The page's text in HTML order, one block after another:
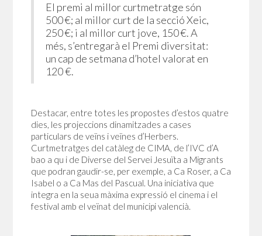
El premi al millor curtmetratge són
500 €; al millor curt de la secció Xeic,
250 €; i al millor curt jove, 150 €. A
més, s’entregarà el Premi diversitat:
un cap de setmana d’hotel valorat en
120 €.
Destacar, entre totes les propostes d’estos quatre
dies, les projeccions dinamitzades a cases
particulars de veïns i veïnes d’Herbers.
Curtmetratges del catàleg de CIMA, de l’IVC d’A
bao a qu i de Diverse del Servei Jesuïta a Migrants
que podran gaudir-se, per exemple, a Ca Roser, a Ca
Isabel o a Ca Mas del Pascual. Una iniciativa que
integra en la seua màxima expressió el cinema i el
festival amb el veïnat del municipi valencià.